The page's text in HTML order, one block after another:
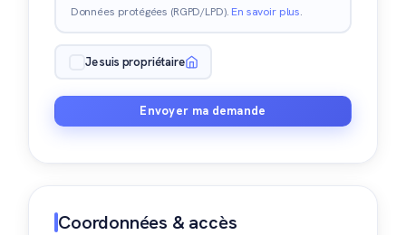
Données protégées (RGPD/LPD). En savoir plus.
Je suis propriétaire
Envoyer ma demande
Coordonnées & accès